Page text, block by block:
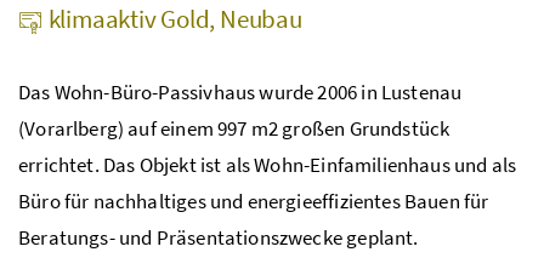
klimaaktiv Gold, Neubau
Das Wohn-Büro-Passivhaus wurde 2006 in Lustenau
(Vorarlberg) auf einem 997 m2 großen Grundstück
errichtet. Das Objekt ist als Wohn-Einfamilienhaus und als
Büro für nachhaltiges und energieeffizientes Bauen für
Beratungs- und Präsentationszwecke geplant.